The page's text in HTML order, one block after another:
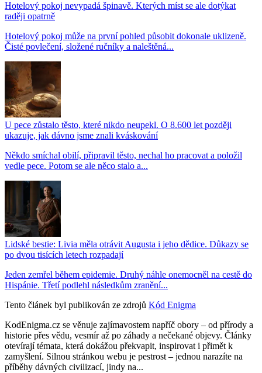
Hotelový pokoj nevypadá špinavě. Kterých míst se ale dotýkat
raději opatrně
Hotelový pokoj může na první pohled působit dokonale uklizeně.
Čisté povlečení, složené ručníky a naleštěná...
U pece zůstalo těsto, které nikdo neupekl. O 8.600 let později
ukazuje, jak dávno jsme znali kváskování
Někdo smíchal obilí, připravil těsto, nechal ho pracovat a položil
vedle pece. Potom se ale něco stalo a...
Lidské bestie: Livia měla otrávit Augusta i jeho dědice. Důkazy se
po dvou tisících letech rozpadají
Jeden zemřel během epidemie. Druhý náhle onemocněl na cestě do
Hispánie. Třetí podlehl následkům zranění...
Tento článek byl publikován ze zdrojů Kód Enigma
KodEnigma.cz se věnuje zajímavostem napříč obory – od přírody a
historie přes vědu, vesmír až po záhady a nečekané objevy. Články
otevírají témata, která dokážou překvapit, inspirovat i přimět k
zamyšlení. Silnou stránkou webu je pestrost – jednou narazíte na
příběhy dávných civilizací, jindy na...